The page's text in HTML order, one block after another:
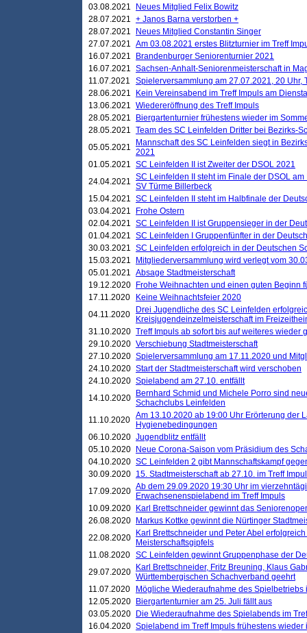
03.08.2021
Neues Mitglied Felix Bowitz
28.07.2021 + Janos Barna verstorben +
28.07.2021
Neues Mitglied Constantin Singer
27.07.2021 Am 03.08.2021 erstes Blitzturnier im Treff
16.07.2021
Brandenburger Seniorenturnier 2021
16.07.2021 Sachsen-Anhalt-Seniorenmeisterschaft in
11.07.2021
Spielerversammlung am 27.07.2021, 20 Uhr,
28.06.2021
Kein Vereinsabend im Treff Impuls am
13.06.2021 Wiedereröffnung des Treff Impuls
28.05.2021
Biergartenturnier frühestens wieder im
28.05.2021 Team des SC Leinfelden Dritter bei Bezirks-
05.05.2021
Mannschaft des SC Leinfelden siegt in
2021
01.05.2021 SC Leinfelden II ist Zweiter der DSOL 2021
24.04.2021 SC Leinfelden II steht im Finale der DSOL
SV Türme Billerbeck
15.04.2021 SC Leinfelden II steht im Halbfinale der
03.04.2021
Frohe Ostern
02.04.2021 SC Leinfelden II ist Gruppensieger in der
01.04.2021 SC Leinfelden I Gruppenfünfter in der
30.03.2021 SC Leinfelden erfolgreich in der Deutschen
15.03.2021
Mitgliederversammlung wird verlegt vom
05.01.2021 Absage Stadtmeisterschaft
19.12.2020
Frohe Weihnachten und einen guten Beginn
17.11.2020
Keine Weihnachtsfeier 2020
04.11.2020
Drei Jugendliche des SC Leinfelden
Kreisjugendeinzelmeisterschaft im
31.10.2020 Treff Impuls ab sofort bis auf weiteres wieder
29.10.2020 Verschiebung Stadtmeisterschaft
27.10.2020 Spielerversammlung am 17.11.2020 und
24.10.2020 Start der Stadtmeisterschaft wird verschoben
24.10.2020 Spielabend am 27.10. entfällt
14.10.2020
Bernhard Schmid und Michele Porro sind
Schachclubs Leinfelden
11.10.2020 Am 13.10.2020 ab 19:00 Uhr Erörterung der
Hygienebedingungen
06.10.2020 Jugendblitz entfällt
05.10.2020
Neue Corona-Saison vom Präsidium des
04.10.2020 SC Leinfelden 2 gibt Mannschaftskampf
30.09.2020 15. Stadtmeisterschaft ab 27.10. im Treff
17.09.2020 Ab dem 29.09.2020 19:30 Uhr im
Erwachsenenspielabend im Treff Impuls
10.09.2020
Karl Brettschneider gewinnt das
26.08.2020
Markus Kottke gewinnt die Nürtinger
22.08.2020
Karl Brettschneider und Peter Abel
Meisterschaftsgipfels
11.08.2020 SC Leinfelden gewinnt Gruppenphase der
29.07.2020
Karl Brettschneider, Fritz Breuning, Klaus
Württembergischen Schachverband geehrt
11.07.2020
Mögliche Wiederaufnahme des Spielbetriebs
12.05.2020
Biergartenturnier am 25. Juli fällt aus
03.05.2020
Die Wiederaufnahme des Spielabends im
16.04.2020 Spielabend im Treff Impuls frühestens wieder